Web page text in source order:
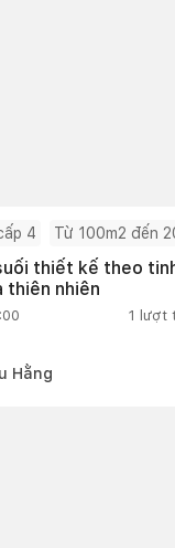
4 Từ 100m2 đến
thiết kế theo
thiên nhiên
1 lượt
Hằng